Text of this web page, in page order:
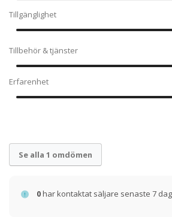
Tillgänglighet
Tillbehör & tjänster
Erfarenhet
Se alla 1 omdömen
0har kontaktat säljare senaste 7